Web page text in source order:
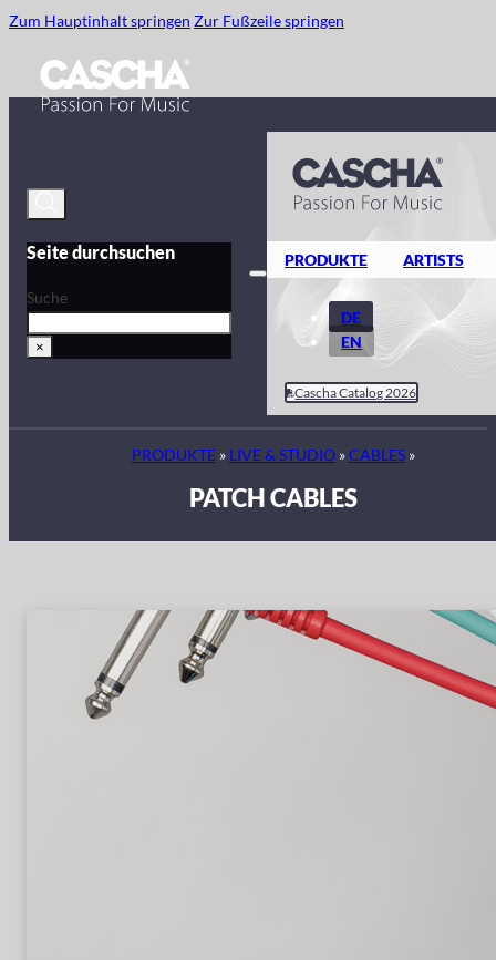
Zum Hauptinhalt springen Zur Fußzeile springen
Seite durchsuchen
Suche
×
PRODUKTE ARTISTS
DE
EN
Cascha Catalog 2026
PRODUKTE» LIVE & STUDIO»CABLES»
PATCH CABLES